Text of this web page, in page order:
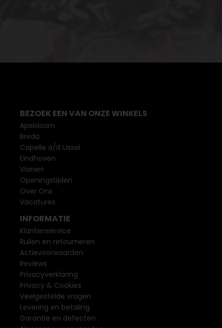
BEZOEK EEN VAN ONZE WINKELS
Apeldoorn
Breda
Capelle a/d IJssel
Eindhoven
Vianen
Openingstijden
Over Ons
Vacatures
INFORMATIE
Klantenservice
Ruilen en retourneren
Actievoorwaarden
Reviews
Privacyverklaring
Privacy & Cookies
Veelgestelde vragen
Levering en betaling
Garantie en defecten